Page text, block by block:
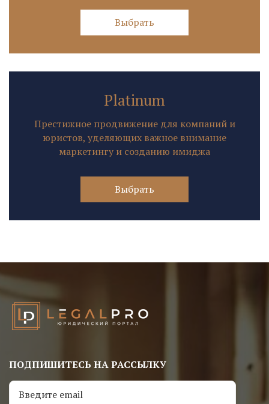
Выбрать
Platinum
Престижное продвижение для компаний и
юристов, уделяющих важное внимание
маркетингу и созданию имиджа
Выбрать
ПОДПИШИТЕСЬ НА РАССЫЛКУ